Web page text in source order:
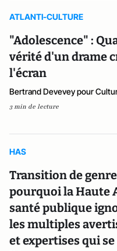
ATLANTI-CULTURE
"Adolescence" :
vérité d'un drame
l'écran
Bertrand Devevey pour
3 min de lecture
HAS
Transition de
pourquoi la Haute
santé publique
les multiples
et expertises qui